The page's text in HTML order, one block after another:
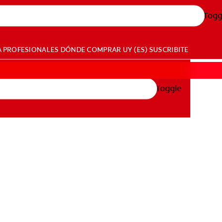
PROFESIONALES DÓNDE COMPRAR UY (ES) SUSCRIBITE
Toggle